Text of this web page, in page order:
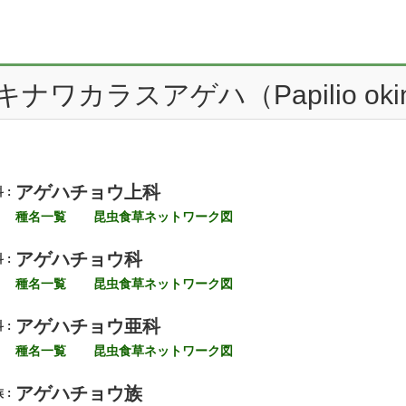
ナワカラスアゲハ（Papilio
: アゲハチョウ上科
種名一覧 昆虫食草ネットワーク図
: アゲハチョウ科
種名一覧 昆虫食草ネットワーク図
: アゲハチョウ亜科
種名一覧 昆虫食草ネットワーク図
: アゲハチョウ族